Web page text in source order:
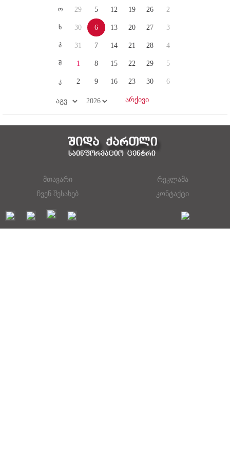
ო
ხ
პ
შ
კ
29
30
31
1
2
5
6
7
8
9
12
13
14
15
16
19
20
21
22
23
26
27
28
29
30
2
3
4
5
6
მთავარი
რეკლამა
ჩვენ შესახებ
კონტაქტი